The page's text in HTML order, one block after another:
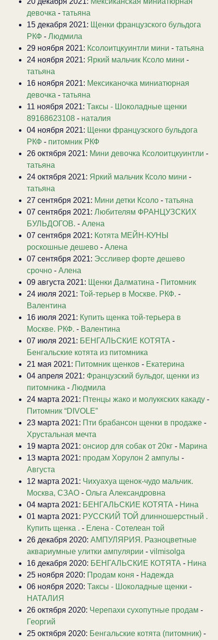
девочка - татьяна
15 декабря 2021: Щенки французского бульдога
РКФ - Людмила
29 ноября 2021: Ксолоитцкуинтли мини - татьяна
24 ноября 2021: Яркий мальчик Ксоло мини -
татьяна
16 ноября 2021: Мексиканочка миниатюрная
девочка - татьяна
11 ноября 2021: Таксы - Шоколадные щенки
89168623108 - наталия
04 ноября 2021: Щенки французского бульдога
РКФ - питомник РКФ
26 октября 2021: Мини девочка Ксолоитцкуинтли -
татьяна
24 октября 2021: Яркий мальчик Ксоло мини -
татьяна
27 сентября 2021: Мини детки Ксоло - татьяна
07 сентября 2021: Любителям ФРАНЦУЗСКИХ
БУЛЬДОГОВ. - Алена
07 сентября 2021: Котята МЕЙН-КУНЫ
роскошные дешево - Алена
07 сентября 2021: Эссливер форте дешево
срочно - Алена
09 августа 2021: Щенки Далматина - Питомник
24 июля 2021: Той-терьер в Москве. РКФ. -
Валентина
16 июля 2021: Купить щенка той-терьера в
Москве. РКФ. - Валентина
07 июля 2021: БЕНГАЛЬСКИЕ КОТЯТА -
Бенгальские котята из питомника
21 мая 2021: Питомник щенков - Екатерина
04 апреля 2021: Французский бульдог, щенки из
питомника - Людмила
24 марта 2021: Птенцы жако и молуккских какаду -
Питомник “DIVOLE”
23 марта 2021: Пти брабансон щенки в продаже -
Хрустальная мечта
19 марта 2021: онсиор для собак от 20кг - Марина
13 марта 2021: продам Хорулон 2 ампулы -
Августа
12 марта 2021: Чихуахуа щенок-чудо мальчик.
Москва, СЗАО - Ольга Александровна
04 марта 2021: БЕНГАЛЬСКИЕ КОТЯТА - Нина
01 марта 2021: РУССКИЙ ТОЙ длинношерстный .
Купить щенка . - Елена - Сотелеан той
26 декабря 2020: АМПУЛЯРИЯ. Разноцветные
аквариумные улитки ампулярии - vilmisolga
16 декабря 2020: БЕНГАЛЬСКИЕ КОТЯТА - Нина
25 ноября 2020: Продам коня - Надежда
06 ноября 2020: Таксы - Шоколадные щенки -
НАТАЛИЯ
26 октября 2020: Черепахи сухопутные продам -
Георгий
25 октября 2020: Бенгальские котята (питомник) -